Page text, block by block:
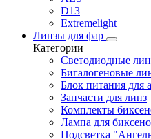
D13
Extremelight
Линзы для фар
Категории
Светодиодные
Бигалогеновые
Блок питания для
Запчасти для линз
Комплекты
Лампа для
Подсветка